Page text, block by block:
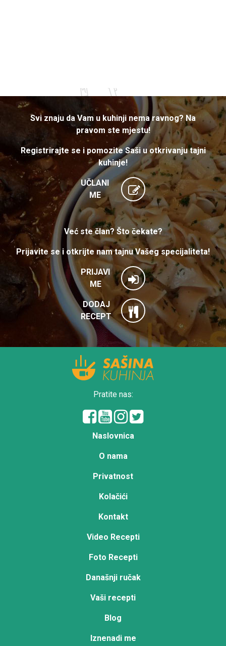
Svi znaju da Vam u kuhinji nema ravnog? Na
pravom ste mjestu!
Registrirajte se i pomozite Saši u otkrivanju tajni
kuhinje!
UČLANI
ME
Već ste član? Što čekate?
Prijavite se i otkrijte nam tajnu Vašeg specijaliteta!
PRIJAVI
ME
DODAJ
RECEPT
Pratite nas:
Naslovnica
O nama
Privatnost
Kolačići
Kontakt
Video Recepti
Foto Recepti
Današnji ručak
Vaši recepti
Blog
Iznenadi me